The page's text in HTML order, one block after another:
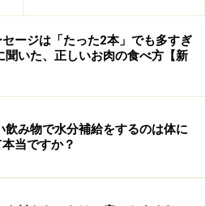
理用の「食塩」を指すことが
とってくれる？」などと使わ
陽イオン・陰イオンが結合し
れる陽イオンの代表例がナト
ナトリウム補給のために食塩
陽イオンはほかにカリウム、
ージは「たった2本」でも多すぎ
聞いた、正しいお肉の食べ方【新
飲み物で水分補給をするのは体に
当ですか？